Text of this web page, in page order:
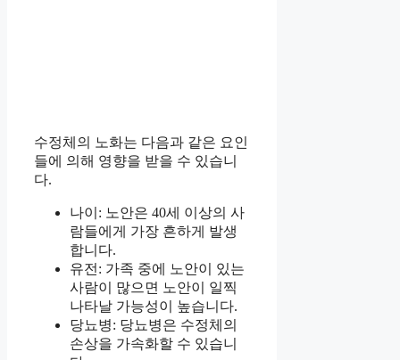
수정체의 노화는 다음과 같은 요인
들에 의해 영향을 받을 수 있습니
다.
나이: 노안은 40세 이상의 사
람들에게 가장 흔하게 발생
합니다.
유전: 가족 중에 노안이 있는
사람이 많으면 노안이 일찍
나타날 가능성이 높습니다.
당뇨병: 당뇨병은 수정체의
손상을 가속화할 수 있습니